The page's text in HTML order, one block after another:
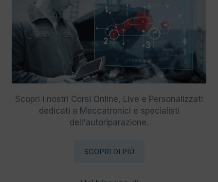
Scopri i nostri Corsi Online, Live e Personalizzati
dedicati a Meccatronici e specialisti
dell'autoriparazione.
SCOPRI DI PIÙ